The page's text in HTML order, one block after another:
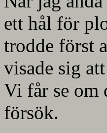
ett hål för
trodde först
visade sig
Vi får se om
försök.